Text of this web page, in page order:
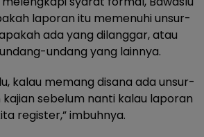
laporan itu memenuhi unsur-
ada yang dilanggar, atau
undang yang lainnya.
kalau memang disana ada unsur-
sebelum nanti kalau laporan
register,” imbuhnya.